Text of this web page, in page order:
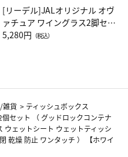
[リーデル]JALオリジナル オヴ
ァチュア ワイングラス2脚セッ
ト（レッドワイン）
5,280円 （税込）
雑貨 > ティッシュボックス
セット （ グッドロックコンテナ
ウェットシート ウェットティッシ
乾燥 防止 ワンタッチ ） 【ホワイ